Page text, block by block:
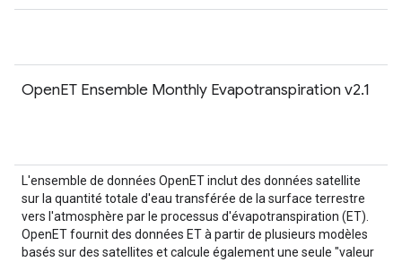
OpenET Ensemble Monthly Evapotranspiration v2.1
L'ensemble de données OpenET inclut des données satellite
sur la quantité totale d'eau transférée de la surface terrestre
vers l'atmosphère par le processus d'évapotranspiration (ET).
OpenET fournit des données ET à partir de plusieurs modèles
basés sur des satellites et calcule également une seule "valeur